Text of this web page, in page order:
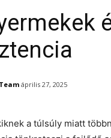
április 27, 2025
a túlsúly miatt